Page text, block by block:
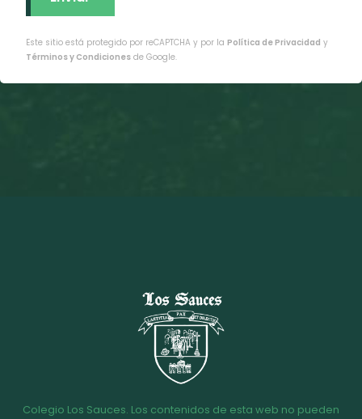
Este sitio está protegido por reCAPTCHA y por la Política de Privacidad y
Términos y Condiciones de Google.
Colegio Los Sauces. Los contenidos de esta web no pueden